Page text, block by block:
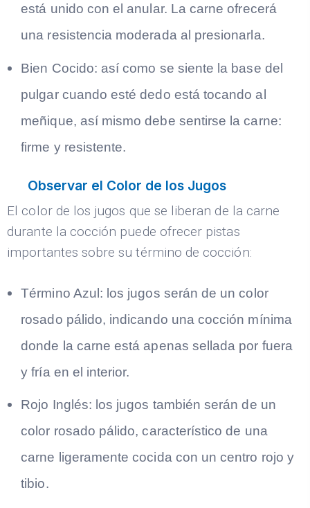
está unido con el anular. La carne ofrecerá
una resistencia moderada al presionarla.
Bien Cocido: así como se siente la base del
pulgar cuando esté dedo está tocando al
meñique, así mismo debe sentirse la carne:
firme y resistente.
Observar el Color de los Jugos
El color de los jugos que se liberan de la carne
durante la cocción puede ofrecer pistas
importantes sobre su término de cocción:
Término Azul: los jugos serán de un color
rosado pálido, indicando una cocción mínima
donde la carne está apenas sellada por fuera
y fría en el interior.
Rojo Inglés: los jugos también serán de un
color rosado pálido, característico de una
carne ligeramente cocida con un centro rojo y
tibio.